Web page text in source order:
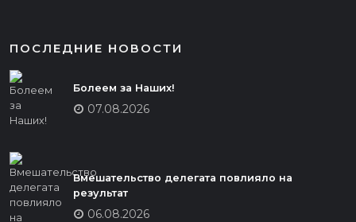
ПОСЛЕДНИЕ НОВОСТИ
Болеем за Наших!
07.08.2026
Вмешательство делегата повлияло на
результат
06.08.2026